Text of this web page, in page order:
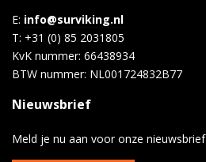
E: info@surviking.nl
T: +31 (0) 85 2031805
KvK nummer: 66438934
BTW nummer: NL001724832B77
Nieuwsbrief
Meld je nu aan voor onze nieuwsbrief